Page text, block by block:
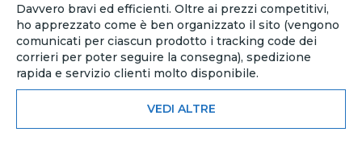
Davvero bravi ed efficienti. Oltre ai prezzi competitivi,
ho apprezzato come è ben organizzato il sito (vengono
comunicati per ciascun prodotto i tracking code dei
corrieri per poter seguire la consegna), spedizione
rapida e servizio clienti molto disponibile.
VEDI ALTRE